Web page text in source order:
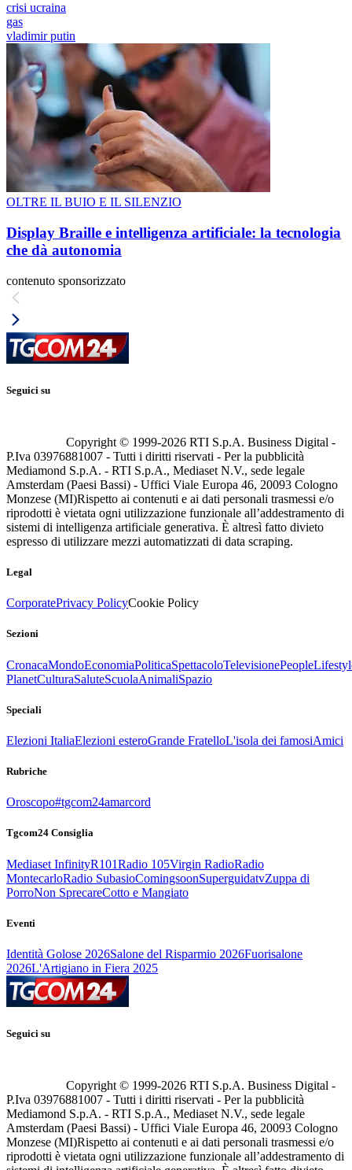
crisi ucraina
gas
vladimir putin
OLTRE IL BUIO E IL SILENZIO
Display Braille e intelligenza artificiale: la tecnologia
che dà autonomia
contenuto sponsorizzato
Seguici su
Copyright © 1999-2026 RTI S.p.A. Business Digital -
P.Iva 03976881007 - Tutti i diritti riservati - Per la pubblicità
Mediamond S.p.A. - RTI S.p.A., Mediaset N.V., sede legale
Amsterdam (Paesi Bassi) - Uffici Viale Europa 46, 20093 Cologno
Monzese (MI)Rispetto ai contenuti e ai dati personali trasmessi e/o
riprodotti è vietata ogni utilizzazione funzionale all’addestramento di
sistemi di intelligenza artificiale generativa. È altresì fatto divieto
espresso di utilizzare mezzi automatizzati di data scraping.
Legal
CorporatePrivacy PolicyCookie Policy
Sezioni
CronacaMondoEconomiaPoliticaSpettacoloTelevisionePeople
PlanetCulturaSaluteScuolaAnimaliSpazio
Speciali
Elezioni ItaliaElezioni esteroGrande FratelloL'isola dei famosiAmici
Rubriche
Oroscopo#tgcom24amarcord
Tgcom24 Consiglia
Mediaset InfinityR101Radio 105Virgin RadioRadio
MontecarloRadio SubasioComingsoonSuperguidatvZuppa di
PorroNon SprecareCotto e Mangiato
Eventi
Identità Golose 2026Salone del Risparmio 2026Fuorisalone
2026L'Artigiano in Fiera 2025
Seguici su
Copyright © 1999-2026 RTI S.p.A. Business Digital -
P.Iva 03976881007 - Tutti i diritti riservati - Per la pubblicità
Mediamond S.p.A. - RTI S.p.A., Mediaset N.V., sede legale
Amsterdam (Paesi Bassi) - Uffici Viale Europa 46, 20093 Cologno
Monzese (MI)Rispetto ai contenuti e ai dati personali trasmessi e/o
riprodotti è vietata ogni utilizzazione funzionale all’addestramento di